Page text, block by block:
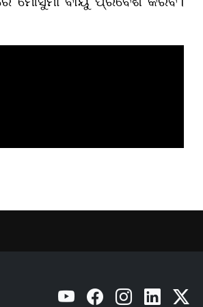
YouTube Facebook Instagram